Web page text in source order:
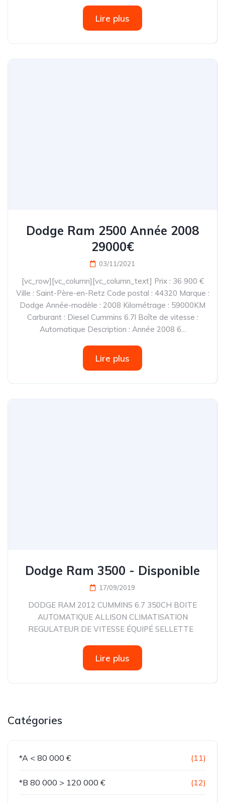
Lire plus
Dodge Ram 2500 Année 2008
29000€
03/11/2021
[vc_row][vc_column][vc_column_text] Prix : 36 900 €
Ville : Saint-Père-en-Retz Code postal : 44320 Marque :
Dodge Année-modèle : 2008 Kilométrage : 59000KM
Carburant : Diesel Cummins 6.7l Boîte de vitesse :
Automatique Description : Année 2008 6...
Lire plus
Dodge Ram 3500 - Disponible
17/09/2019
DODGE RAM 2012 CUMMINS 6.7 350CH BOITE
AUTOMATIQUE ALLISON CLIMATISATION
REGULATEUR DE VITESSE ÉQUIPÉ SELLETTE
Lire plus
Catégories
*A < 80 000 € (11)
*B 80 000 > 120 000 € (12)